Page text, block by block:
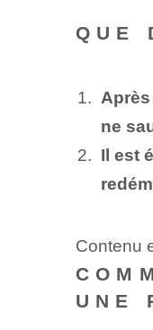
QUE
ne
Il est
Contenu
UNE